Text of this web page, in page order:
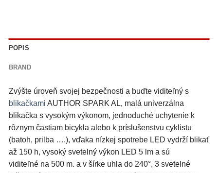
POPIS
BRAND
Zvýšte úroveň svojej bezpečnosti a buďte viditeľný s
blikačkami AUTHOR SPARK AL, malá univerzálna
blikačka s vysokým výkonom, jednoduché uchytenie k
rôznym častiam bicykla alebo k príslušenstvu cyklistu
(batoh, prilba ….), vďaka nízkej spotrebe LED vydrží blikať
až 150 h, vysoký svetelný výkon LED 5 lm a sú
viditeľné na 500 m. a v šírke uhla do 240°, 3 svetelné